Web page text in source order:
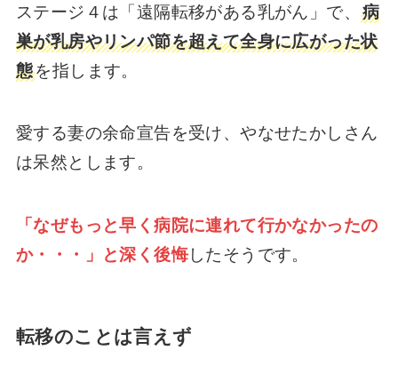
ステージ４は「遠隔転移がある乳がん」で、 病
巣が乳房やリンパ節を超えて全身に広がった状
態を指します。
愛する妻の余命宣告を受け、やなせたかしさん
は呆然とします。
「なぜもっと早く病院に連れて行かなかったの
か・・・」と深く後悔したそうです。
転移のことは言えず